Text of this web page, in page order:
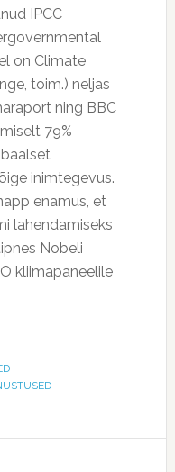
IPCC
on Climate
toim.) neljas
ning BBC
79%
inimtegevus.
enamus, et
lahendamiseks
Nobeli
kliimapaneelile